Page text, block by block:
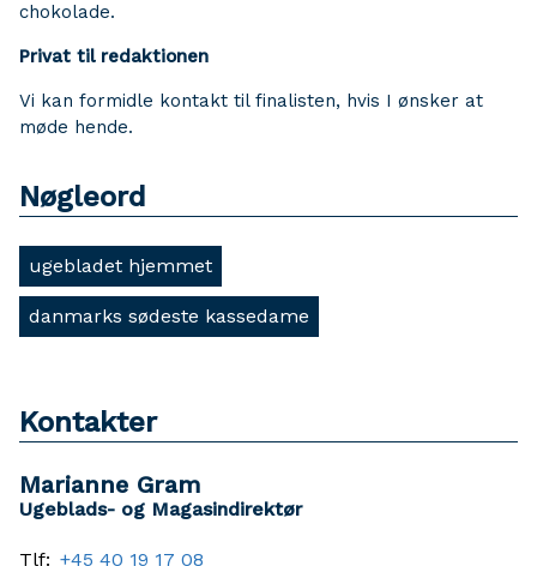
chokolade.
Privat til redaktionen
Vi kan formidle kontakt til finalisten, hvis I ønsker at
møde hende.
Nøgleord
ugebladet hjemmet
danmarks sødeste kassedame
Kontakter
Marianne Gram
Ugeblads- og Magasindirektør
Tlf: +45 40 19 17 08